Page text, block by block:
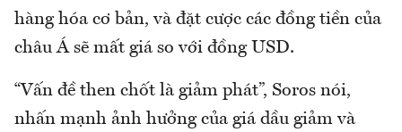
hàng hóa cơ bản, và đặt cược các đồng tiền của
châu Á sẽ mất giá so với đồng USD.
“Vấn đề then chốt là giảm phát”, Soros nói,
nhấn mạnh ảnh hưởng của giá dầu giảm và